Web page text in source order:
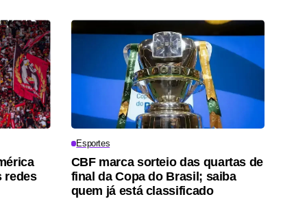
redes
Esportes
CBF marca sorteio das quartas de
final da Copa do Brasil; saiba
quem já está classificado